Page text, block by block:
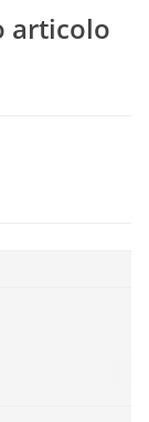
articolo